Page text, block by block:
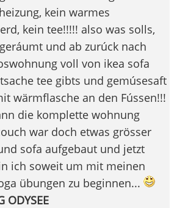
kein warmes
kein tee!!!!! also was solls,
und ab zurúck nach
voll von ikea sofa
tee gibts und gemúsesaft
wärmflasche an den Fússen!!!
die komplette wohnung
war doch etwas grösser
sofa aufgebaut und jetzt
ich soweit um mit meinen
übungen zu beginnen...
ODYSEE